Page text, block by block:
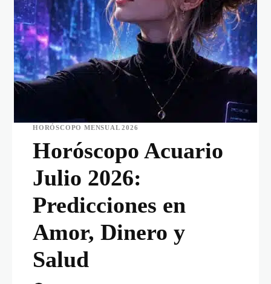
HORÓSCOPO MENSUAL 2026
Horóscopo Acuario
Julio 2026:
Predicciones en
Amor, Dinero y
Salud